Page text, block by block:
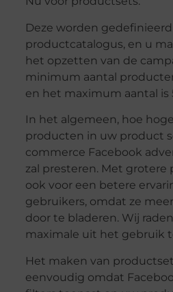
Deze worden
productcatalogus, en u
het opzetten van de
minimum aantal
en het maximum aantal is
In het algemeen, hoe
producten in uw product
commerce Facebook
zal presteren. Met grotere
ook voor een betere
gebruikers, omdat ze
door te bladeren. Wij
maximale uit het gebruik
Het maken van
eenvoudig omdat